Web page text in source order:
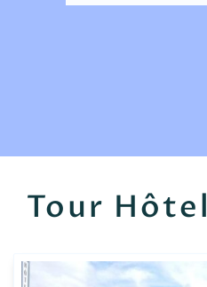
Tour Hôtel